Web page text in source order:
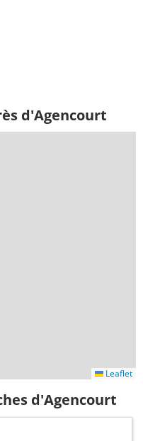
d'Agencourt
Leaflet
d'Agencourt